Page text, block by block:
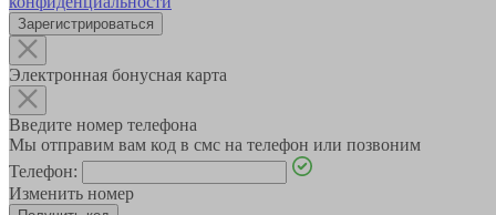
Зарегистрироваться
Электронная бонусная карта
Введите номер телефона
Мы отправим вам код в смс на телефон или позвоним
Телефон:
Изменить номер